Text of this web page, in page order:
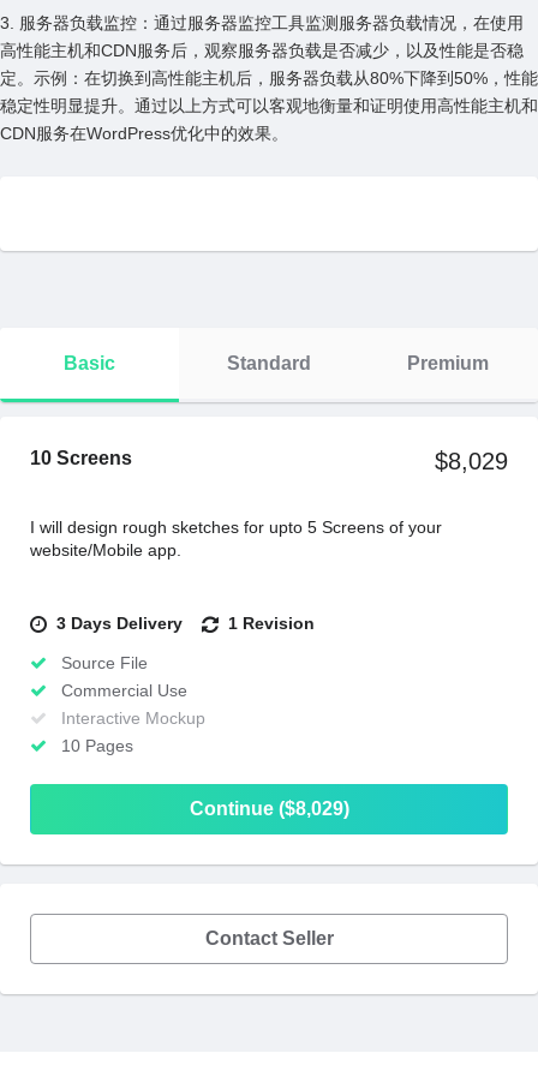
3. 服务器负载监控：通过服务器监控⼯具监测服务器负载情况，在使⽤
⾼性能主机和CDN服务后，观察服务器负载是否减少，以及性能是否稳
定。⽰例：在切换到⾼性能主机后，服务器负载从80%下降到50%，性能
稳定性明显提升。通过以上⽅式可以客观地衡量和证明使⽤⾼性能主机和
CDN服务在WordPress优化中的效果。
Basic Standard Premium
10 Screens $8,029
I will design rough sketches for upto 5 Screens of your
website/Mobile app.
3 Days Delivery 1 Revision
Source File
Commercial Use
Interactive Mockup
10 Pages
Continue ($8,029)
Contact Seller